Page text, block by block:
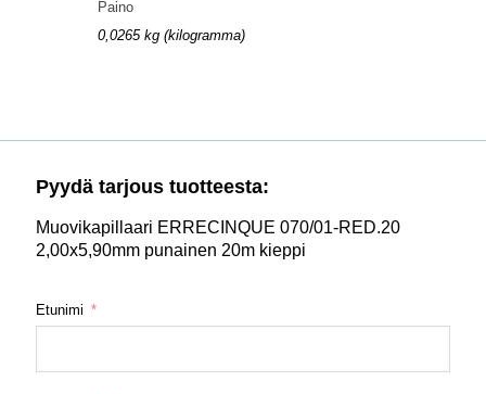
Paino
0,0265 kg (kilogramma)
Pyydä tarjous tuotteesta:
Muovikapillaari ERRECINQUE 070/01-RED.20
2,00x5,90mm punainen 20m kieppi
Etunimi